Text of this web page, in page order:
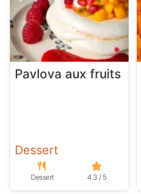
Pavlova aux fruits
Dessert
Dessert 4.3 / 5